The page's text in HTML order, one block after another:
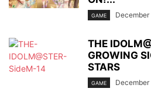
GAME December
THE
GROWING
STARS
GAME